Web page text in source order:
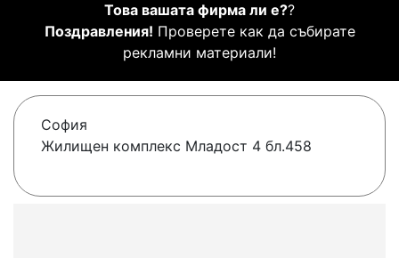
Това вашата фирма ли е??
Поздравления! Проверете как да събирате
рекламни материали!
София
Жилищен комплекс Младост 4 бл.458